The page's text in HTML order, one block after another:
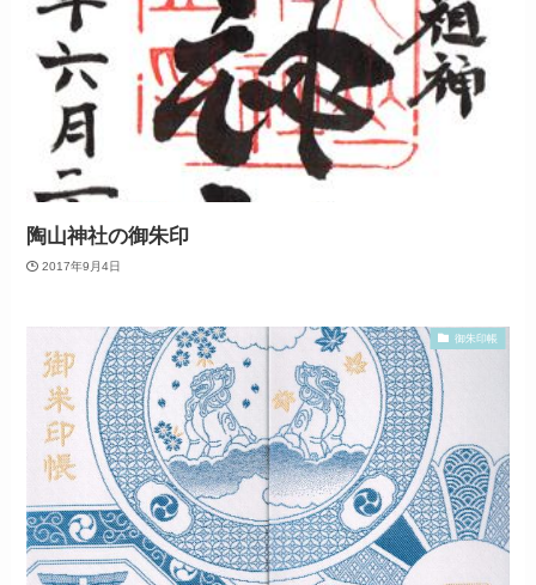
陶山神社の御朱印
2017年9月4日
御朱印帳